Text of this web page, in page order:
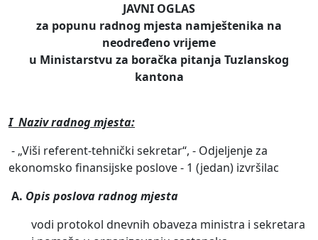
JAVNI OGLAS
za popunu radnog mjesta namještenika na
neodređeno vrijeme
u Ministarstvu za boračka pitanja Tuzlanskog
kantona
I Naziv radnog mjesta:
- „Viši referent-tehnički sekretar“, - Odjeljenje za
ekonomsko finansijske poslove - 1 (jedan) izvršilac
A. Opis poslova radnog mjesta
vodi protokol dnevnih obaveza ministra i sekretara